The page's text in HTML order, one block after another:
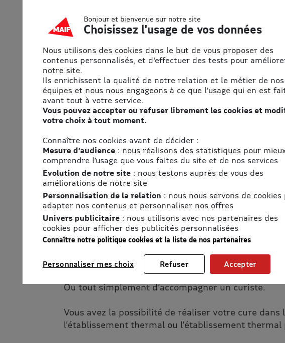
thermal, c’est l’alliance des bienfaits de l’eau
magnésium et des produits de saison du jardin,
cosmétique bio et locale. En week-end ou en
vous accueillent dans des studios et
découvrir le restaurant et sa cuisine saine et
Soins Bien-être :
Vivez une expérience sensorielle unique et
thermale (puisée à 3 500 m de profondeur). Son
promet une véritable évasion pendant toute la
moment de détente, Aïga Resort vous accueille
pleine de charme au cœur de l’Auvergne.
Cure Prévention Santé (CPS) :
Toute l’efficacité thermale à votre rythme !
La cure prévention santé vous permet :
De prendre soin de vous et découvrir les soins
digestif.
De prolonger les effets d’une cure conventionnée.
Ou tout simplement d’accompagner un curiste.
Vous avez la possibilité de réaliser votre cure dans
l’établissement thermal ou l’établissement
Bonjour et bienvenue sur notre site
Choisissez l'usage de vos données
Nous utilisons des cookies dans le but de vous proposer des
contenus personnalisés, et d'effectuer des tests pour
notre site.
Ils enrichissent la qualité de notre relation et le métier de nos
équipes et nous nous engageons à ce que l'usage qui en est
avant tout à votre service.
Vous pouvez accepter ou refuser librement les cookies et
votre choix à tout moment.
Connaître nos cookies avant de décider :
Mesure d’audience : nous réalisons des statistiques pour
comprendre l’usage que vous faites du site et de nos services
Evolution de notre site : nous testons auprès de vous des
améliorations de notre site
Personnalisation de la relation : nous nous servons de cookies
adapter nos contenus et personnaliser nos offres
Univers publicitaire : nous utilisons avec nos partenaires des
cookies pour afficher des publicités personnalisées
Connaître notre politique cookies et la liste de nos partenaires
Personnaliser mes choix Refuser Accepter